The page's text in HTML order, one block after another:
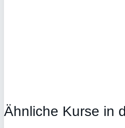
Ähnliche Kurse in